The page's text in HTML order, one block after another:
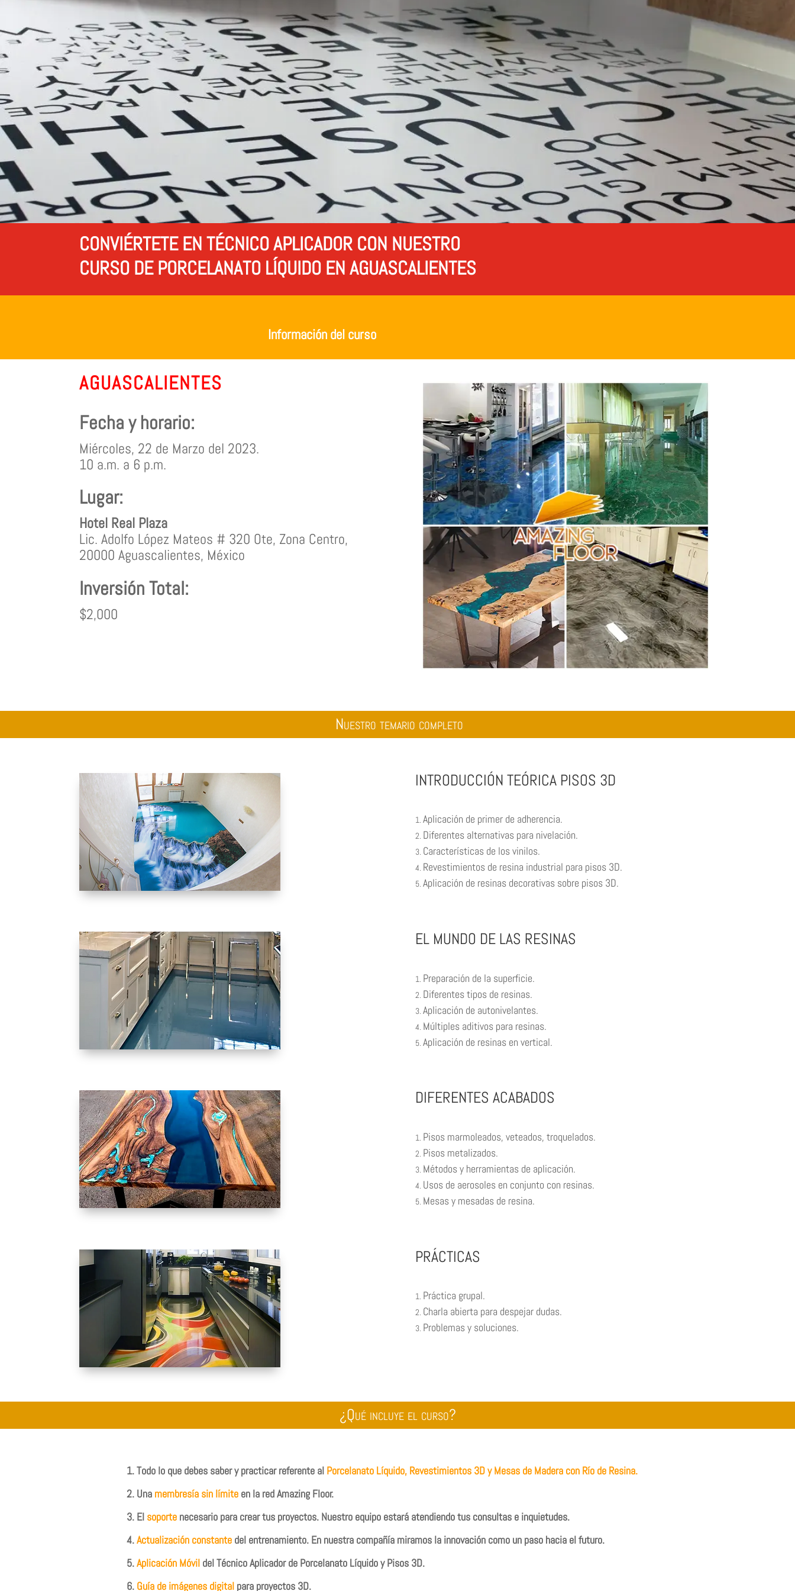
CONVIÉRTETE EN TÉCNICO APLICADOR CON NUESTRO
CURSO DE PORCELANATO LÍQUIDO EN AGUASCALIENTES
Información del curso
AGUASCALIENTES
Fecha y horario:
Miércoles, 22 de Marzo del 2023.
10 a.m. a 6 p.m.
Lugar:
Hotel Real Plaza
Lic. Adolfo López Mateos # 320 Ote, Zona Centro,
20000 Aguascalientes, México
Inversión Total:
$2,000
Nuestro temario completo
INTRODUCCIÓN TEÓRICA PISOS 3D
Aplicación de primer de adherencia.
Diferentes alternativas para nivelación.
Características de los vinilos.
Revestimientos de resina industrial para pisos 3D.
Aplicación de resinas decorativas sobre pisos 3D.
EL MUNDO DE LAS RESINAS
Preparación de la superficie.
Diferentes tipos de resinas.
Aplicación de autonivelantes.
Múltiples aditivos para resinas.
Aplicación de resinas en vertical.
DIFERENTES ACABADOS
Pisos marmoleados, veteados, troquelados.
Pisos metalizados.
Métodos y herramientas de aplicación.
Usos de aerosoles en conjunto con resinas.
Mesas y mesadas de resina.
PRÁCTICAS
Práctica grupal.
Charla abierta para despejar dudas.
Problemas y soluciones.
¿Qué incluye el curso?
1. Todo lo que debes saber y practicar referente al Porcelanato Líquido, Revestimientos 3D y Mesas de Madera con Río de Resina.
2. Una membresía sin límite en la red Amazing Floor.
3. El soporte necesario para crear tus proyectos. Nuestro equipo estará atendiendo tus consultas e inquietudes.
4.Actualización constante del entrenamiento. En nuestra compañía miramos la innovación como un paso hacia el futuro.
​5.Aplicación Móvil del Técnico Aplicador de Porcelanato Líquido y Pisos 3D.
​6. Guía de imágenes digital para proyectos 3D.